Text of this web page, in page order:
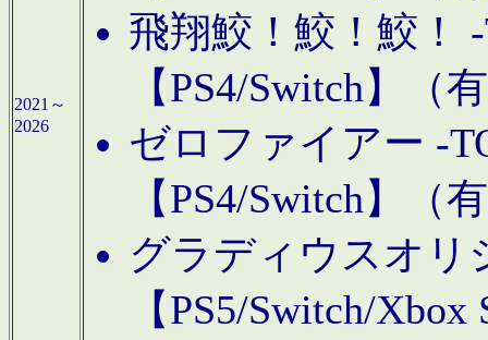
2021～
2026
飛翔鮫！鮫！鮫！
【PS4/Switch】（
ゼロファイアー -
【PS4/Switch】（
グラディウスオリ
【PS5/Switch/